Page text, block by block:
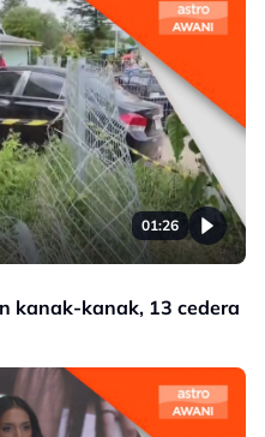
01:26
kanak-kanak, 13 cedera